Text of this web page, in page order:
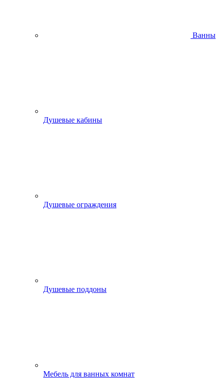
Ванны
Душевые кабины
Душевые ограждения
Душевые поддоны
Мебель для ванных комнат